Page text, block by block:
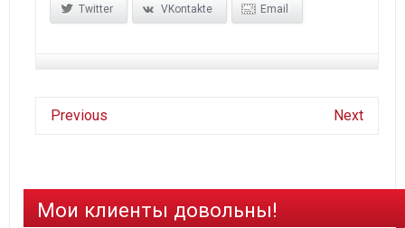
Twitter VKontakte Email
Previous Next
Мои клиенты довольны!